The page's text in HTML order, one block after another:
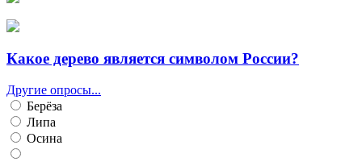
Какое дерево является символом России?
Другие опросы...
Берёза
Липа
Осина